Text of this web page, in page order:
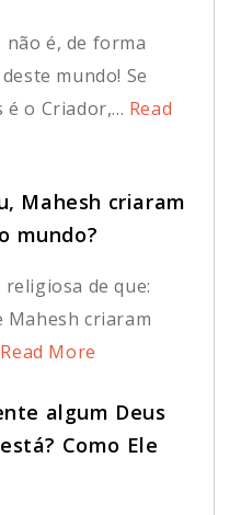
não é, de forma
mundo! Se
é o Criador,... Read
Mahesh criaram
mundo?
religiosa de que:
Mahesh criaram
Read More
algum Deus
Como Ele